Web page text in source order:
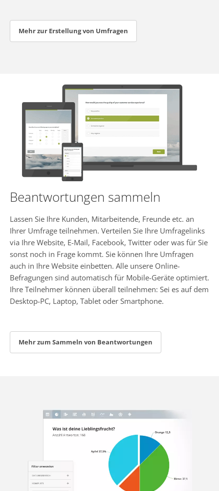
Mehr zur Erstellung von Umfragen
Beantwortungen sammeln
Lassen Sie Ihre Kunden, Mitarbeitende, Freunde etc. an
Ihrer Umfrage teilnehmen. Verteilen Sie Ihre Umfragelinks
via Ihre Website, E-Mail, Facebook, Twitter oder was für Sie
sonst noch in Frage kommt. Sie können Ihre Umfragen
auch in Ihre Website einbetten. Alle unsere Online-
Befragungen sind automatisch für Mobile-Geräte optimiert.
Ihre Teilnehmer können überall teilnehmen: Sei es auf dem
Desktop-PC, Laptop, Tablet oder Smartphone.
Mehr zum Sammeln von Beantwortungen